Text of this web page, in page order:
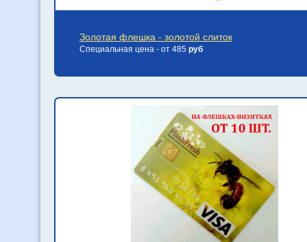
Золотая флешка - золотой слиток
Специальная цена - от 485 руб